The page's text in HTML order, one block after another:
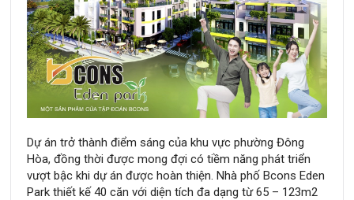
Dự án trở thành điểm sáng của khu vực phường Đông
Hòa, đồng thời được mong đợi có tiềm năng phát triển
vượt bậc khi dự án được hoàn thiện. Nhà phố Bcons Eden
Park thiết kế 40 căn với diện tích đa dạng từ 65 – 123m2